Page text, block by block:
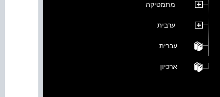
מתמטיקה
ערבית
עברית
ארכיון